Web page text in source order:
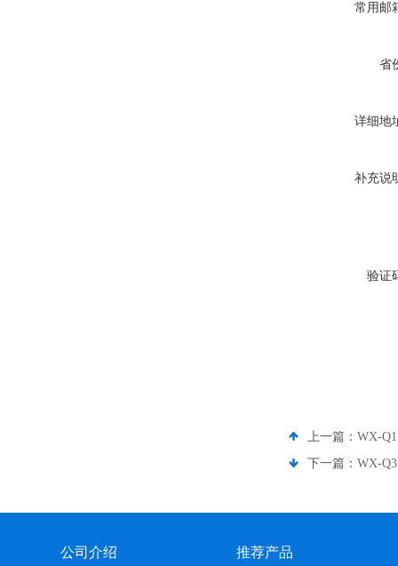
常用邮
省
详细地
补充说
验证
上一篇： WX-
下一篇： WX-
公司介绍 推荐产品